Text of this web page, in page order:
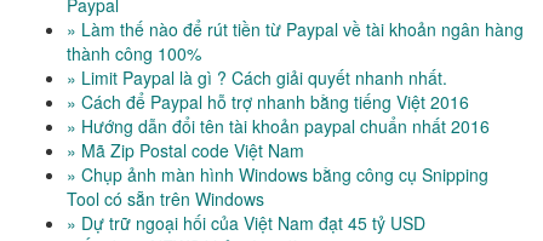
Paypal
» Làm thế nào để rút tiền từ Paypal về tài khoản ngân hàng
thành công 100%
» Limit Paypal là gì ? Cách giải quyết nhanh nhất.
» Cách để Paypal hỗ trợ nhanh bằng tiếng Việt 2016
» Hướng dẫn đổi tên tài khoản paypal chuẩn nhất 2016
» Mã Zip Postal code Việt Nam
» Chụp ảnh màn hình Windows bằng công cụ Snipping
Tool có sẵn trên Windows
» Dự trữ ngoại hối của Việt Nam đạt 45 tỷ USD